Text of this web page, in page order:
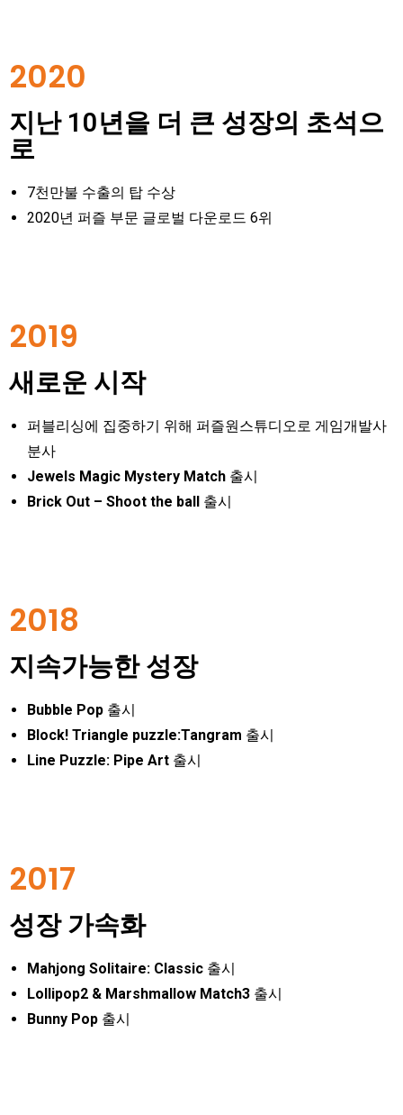
2020
지난 10년을 더 큰 성장의 초석으
로
7천만불 수출의 탑 수상
2020년 퍼즐 부문 글로벌 다운로드 6위
2019
새로운 시작
퍼블리싱에 집중하기 위해 퍼즐원스튜디오로 게임개발사
분사
Jewels Magic Mystery Match 출시
Brick Out – Shoot the ball
출시
2018
지속가능한 성장
Bubble Pop 출시
Block! Triangle puzzle:Tangram 출시
Line Puzzle: Pipe Art 출시
2017
성장 가속화
Mahjong Solitaire: Classic 출시
Lollipop2 & Marshmallow Match3 출시
Bunny Pop 출시